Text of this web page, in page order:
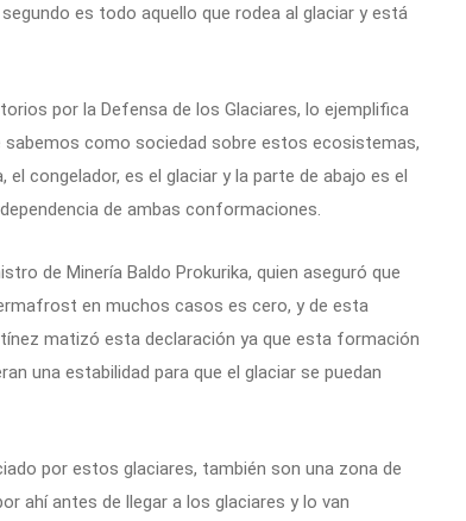
es todo aquello que rodea al glaciar y está
por la Defensa de los Glaciares, lo ejemplifica
sabemos como sociedad sobre estos ecosistemas,
congelador, es el glaciar y la parte de abajo es el
de ambas conformaciones.
de Minería Baldo Prokurika, quien aseguró que
en muchos casos es cero, y de esta
matizó esta declaración ya que esta formación
una estabilidad para que el glaciar se puedan
por estos glaciares, también son una zona de
ahí antes de llegar a los glaciares y lo van